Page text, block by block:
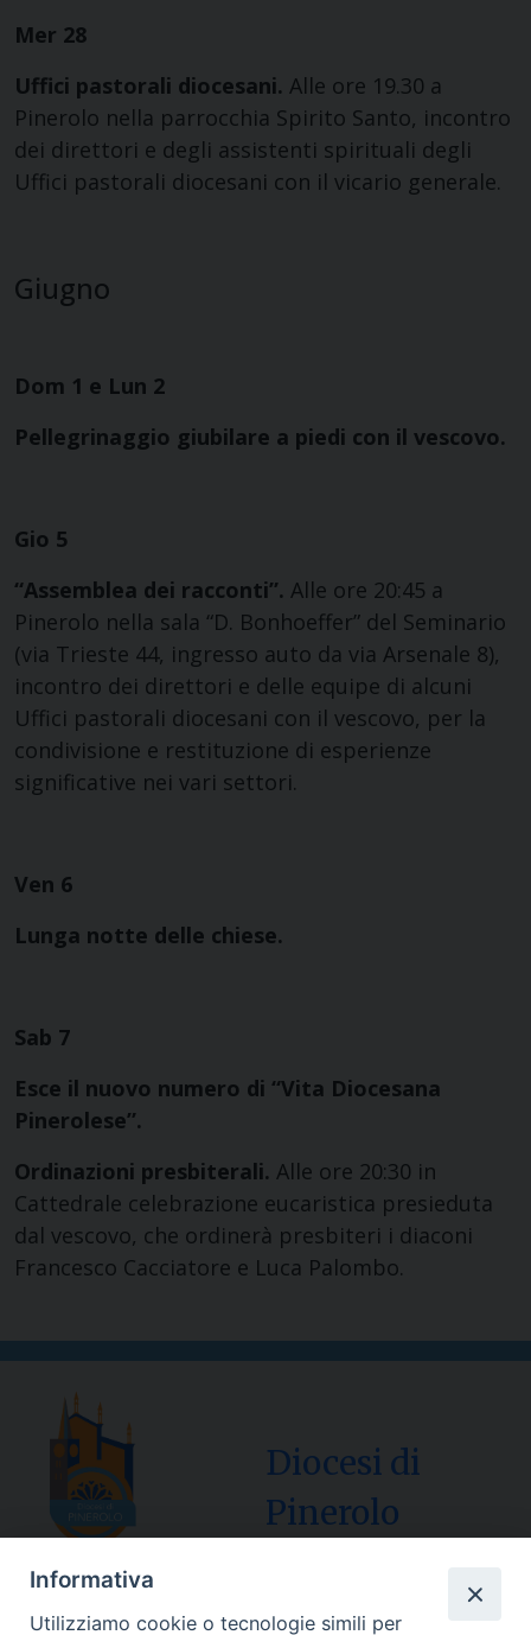
Mer 28
Uffici pastorali diocesani. Alle ore 19.30 a
Pinerolo nella parrocchia Spirito Santo, incontro
dei direttori e degli assistenti spirituali degli
Uffici pastorali diocesani con il vicario generale.
Giugno
Dom 1 e Lun 2
Pellegrinaggio giubilare a piedi con il vescovo.
Gio 5
“Assemblea dei racconti”. Alle ore 20:45 a
Pinerolo nella sala “D. Bonhoeffer” del Seminario
(via Trieste 44, ingresso auto da via Arsenale 8),
incontro dei direttori e delle equipe di alcuni
Uffici pastorali diocesani con il vescovo, per la
condivisione e restituzione di esperienze
significative nei vari settori.
Ven 6
Lunga notte delle chiese.
Sab 7
Esce il nuovo numero di “Vita Diocesana
Pinerolese”.
Ordinazioni presbiterali. Alle ore 20:30 in
Cattedrale celebrazione eucaristica presieduta
dal vescovo, che ordinerà presbiteri i diaconi
Francesco Cacciatore e Luca Palombo.
Diocesi di
Pinerolo
Informativa
Utilizziamo cookie o tecnologie simili per